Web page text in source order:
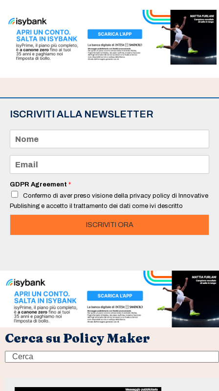
ISCRIVITI ALLA NEWSLETTER
m
e
a
i
*
GDPR Agreement *
Confermo di aver preso visione della privacy policy di Innovative
Publishing e accetto il trattamento dei dati come ivi descritto
ISCRIVITI ORA
Cerca su Policy Maker
Search